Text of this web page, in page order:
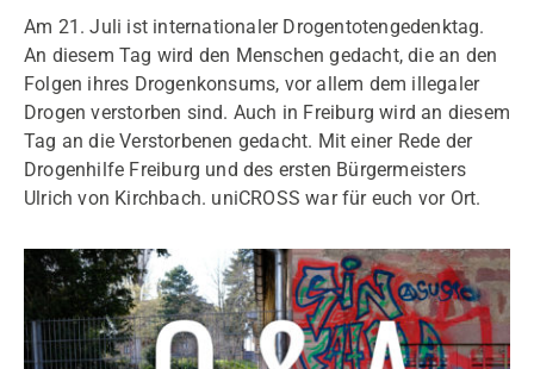
Am 21. Juli ist internationaler Drogentotengedenktag.
An diesem Tag wird den Menschen gedacht, die an den
Folgen ihres Drogenkonsums, vor allem dem illegaler
Drogen verstorben sind. Auch in Freiburg wird an diesem
Tag an die Verstorbenen gedacht. Mit einer Rede der
Drogenhilfe Freiburg und des ersten Bürgermeisters
Ulrich von Kirchbach. uniCROSS war für euch vor Ort.